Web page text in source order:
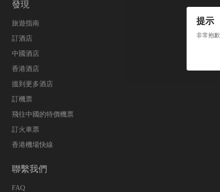
提示
非常抱
發現
旅遊指南
訂酒店
中國酒店
香港酒店
搵到更多酒店
訂機票
飛往中國的特價機票
訂火車票
香港機場快線
聯繫我們
FAQ